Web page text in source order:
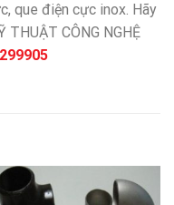
que điện cực inox. Hãy
THUẬT CÔNG NGHỆ